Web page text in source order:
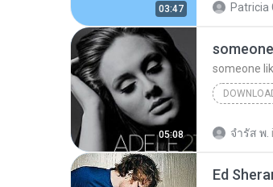
03:47 Patricia
05:08
someone
จํารัส พ.
Ed